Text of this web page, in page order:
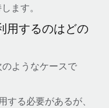
立
ます。
用するのはどの
ようなケースで
する必要があるが、